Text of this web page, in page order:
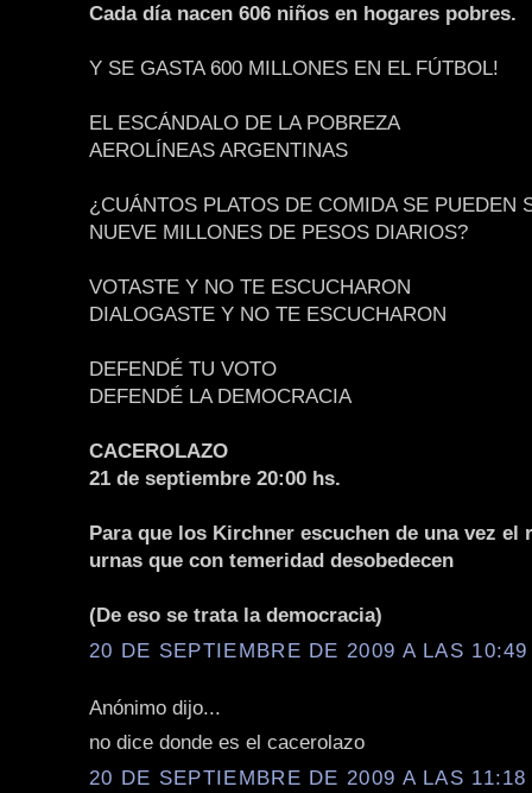
Cada día nacen 606 niños en hogares pobres.
Y SE GASTA 600 MILLONES EN EL FÚTBOL!
EL ESCÁNDALO DE LA POBREZA
AEROLÍNEAS ARGENTINAS
¿CUÁNTOS PLATOS DE COMIDA SE PUEDEN
NUEVE MILLONES DE PESOS DIARIOS?
VOTASTE Y NO TE ESCUCHARON
DIALOGASTE Y NO TE ESCUCHARON
DEFENDÉ TU VOTO
DEFENDÉ LA DEMOCRACIA
CACEROLAZO
21 de septiembre 20:00 hs.
Para que los Kirchner escuchen de una vez el
urnas que con temeridad desobedecen
(De eso se trata la democracia)
20 DE SEPTIEMBRE DE 2009 A LAS 10:49
Anónimo dijo...
no dice donde es el cacerolazo
20 DE SEPTIEMBRE DE 2009 A LAS 11:18